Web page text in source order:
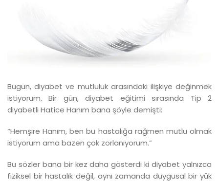
Bugün, diyabet ve mutluluk arasındaki ilişkiye değinmek
istiyorum. Bir gün, diyabet eğitimi sırasında Tip 2
diyabetli Hatice Hanım bana şöyle demişti:
“Hemşire Hanım, ben bu hastalığa rağmen mutlu olmak
istiyorum ama bazen çok zorlanıyorum.”
Bu sözler bana bir kez daha gösterdi ki diyabet yalnızca
fiziksel bir hastalık değil, aynı zamanda duygusal bir yük